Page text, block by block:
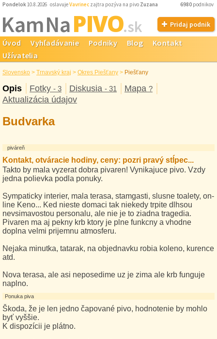
Pondelok10.8.2026 oslavujeVavrinec zajtra pozýva na pivo Zuzana 6980 podnikov
Kam NaPIVO.sk Pridaj podnik
Úvod Vyhľadávanie Podniky Blog
Kontakt
Užívatelia
Slovensko > Trnavský kraj > Okres Piešťany > Piešťany
Opis Fotky - 3 Diskusia - 31 Mapa ?
Aktualizácia údajov
Budvarka
piváreň
Kontakt, otváracie hodiny, ceny: pozri pravý stĺpec...
Takto by mala vyzerat dobra pivaren! Vynikajuce pivo. Vzdy
jedna polievka podla ponuky.
Sympaticky interier, mala terasa, stamgasti, slusne toalety, on-
line Keno... Ked nieste domaci tak niekedy trpite dlhsou
nevsimavostou personalu, ale nie je to ziadna tragedia.
Pivaren ma aj pekny krb ktory je plne funkcny a vhodne
doplna velmi prijemnu atmosferu.
Nejaka minutka, tatarak, na objednavku robia koleno, kurence
atd.
Nova terasa, ale asi neposedime uz je zima ale krb funguje
naplno.
Ponuka piva
Škoda, že je len jedno čapované pivo, hodnotenie by mohlo
byť vyššie.
K dispozícii je plátno.